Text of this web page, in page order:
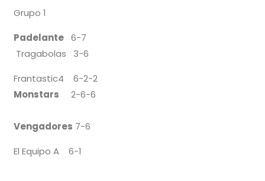
Grupo 1
Padelante 6-7
Tragabolas 3-6
Frantastic4 6-2-2
Monstars 2-6-6
Vengadores 7-6
El Equipo A 6-1